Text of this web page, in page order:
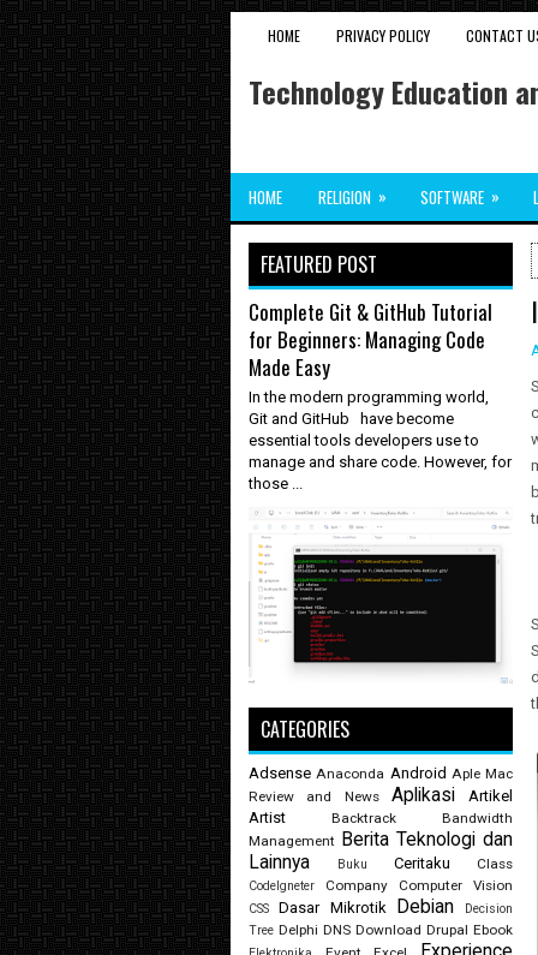
HOME PRIVACY POLICY CONTACT
Technology Education
HOME RELIGION » SOFTWARE »
FEATURED POST
Complete Git & GitHub Tutorial
for Beginners: Managing Code
Made Easy
In the modern programming world,
Git and GitHub have become
essential tools developers use to
manage and share code. However, for
those ...
CATEGORIES
Adsense Anaconda Android Aple Mac
Review and News
Aplikasi
Artikel
Artist
Backtrack
Bandwidth
Management
Berita Teknologi dan
Lainnya
Buku Ceritaku Class
CodeIgneter Company Computer Vision
CSS Dasar Mikrotik Debian
Decision
Tree Delphi DNS Download Drupal Ebook